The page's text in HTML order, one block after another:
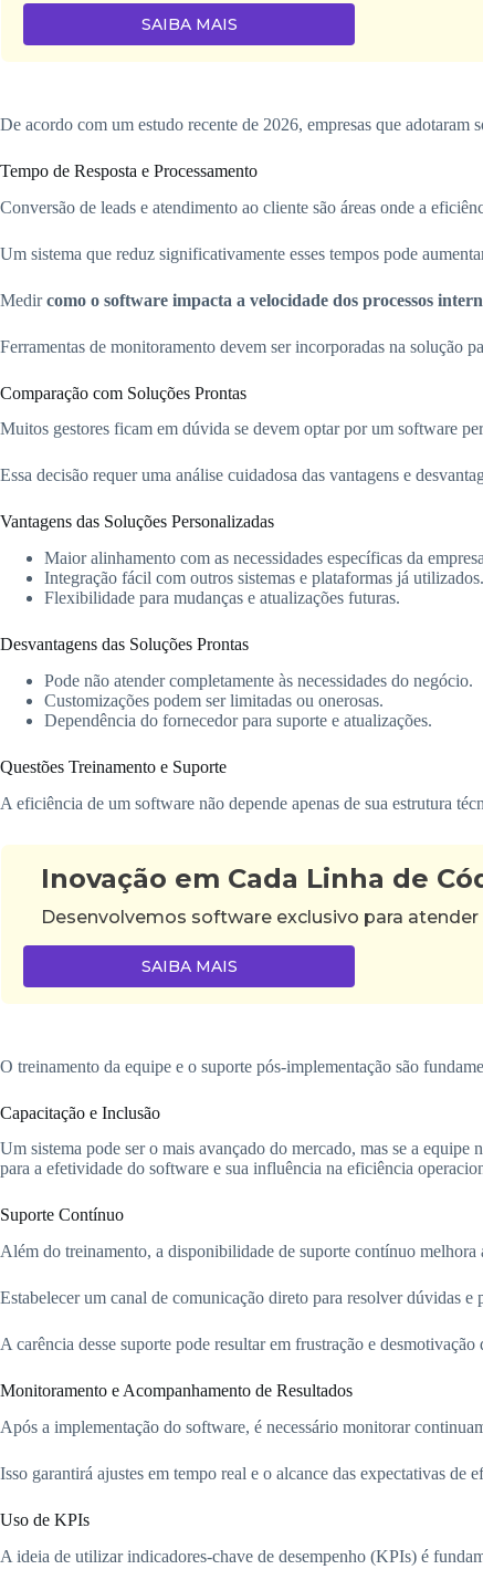
SAIBA MAIS
De acordo com um estudo recente de 2026, empresas que
Tempo de Resposta e Processamento
Conversão de leads e atendimento ao cliente são áreas onde a
Um sistema que reduz significativamente esses tempos pode
Medircomo o software impacta a velocidade dos processos
Ferramentas de monitoramento devem ser incorporadas na solução
Comparação com Soluções Prontas
Muitos gestores ficam em dúvida se devem optar por um software
Essa decisão requer uma análise cuidadosa das vantagens e
Vantagens das Soluções Personalizadas
Maior alinhamento com as necessidades específicas da
Integração fácil com outros sistemas e plataformas já utilizados.
Flexibilidade para mudanças e atualizações futuras.
Desvantagens das Soluções Prontas
Pode não atender completamente às necessidades do negócio.
Customizações podem ser limitadas ou onerosas.
Dependência do fornecedor para suporte e atualizações.
Questões Treinamento e Suporte
A eficiência de um software não depende apenas de sua estrutura
Inovação em Cada Linha de
Desenvolvemos software exclusivo para
SAIBA MAIS
O treinamento da equipe e o suporte pós-implementação são
Capacitação e Inclusão
Um sistema pode ser o mais avançado do mercado, mas se a
para a efetividade do software e sua influência na eficiência
Suporte Contínuo
Além do treinamento, a disponibilidade de suporte contínuo melhora
Estabelecer um canal de comunicação direto para resolver dúvidas e
A carência desse suporte pode resultar em frustração e desmotivação
Monitoramento e Acompanhamento de Resultados
Após a implementação do software, é necessário monitorar
Isso garantirá ajustes em tempo real e o alcance das expectativas de
Uso de KPIs
A ideia de utilizar indicadores-chave de desempenho (KPIs) é